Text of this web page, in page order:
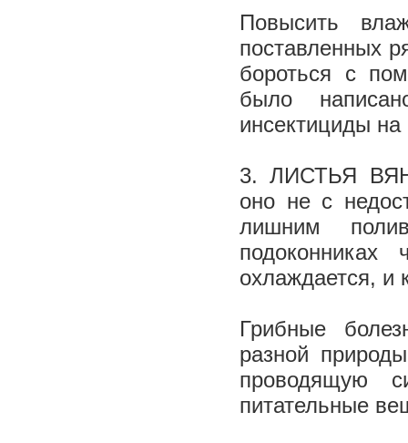
Повысить
поставленных
бороться с
было
инсектициды
3. ЛИСТЬЯ
оно не с
лишним
охлаждается, и
Грибные
разной
проводящую
питательные